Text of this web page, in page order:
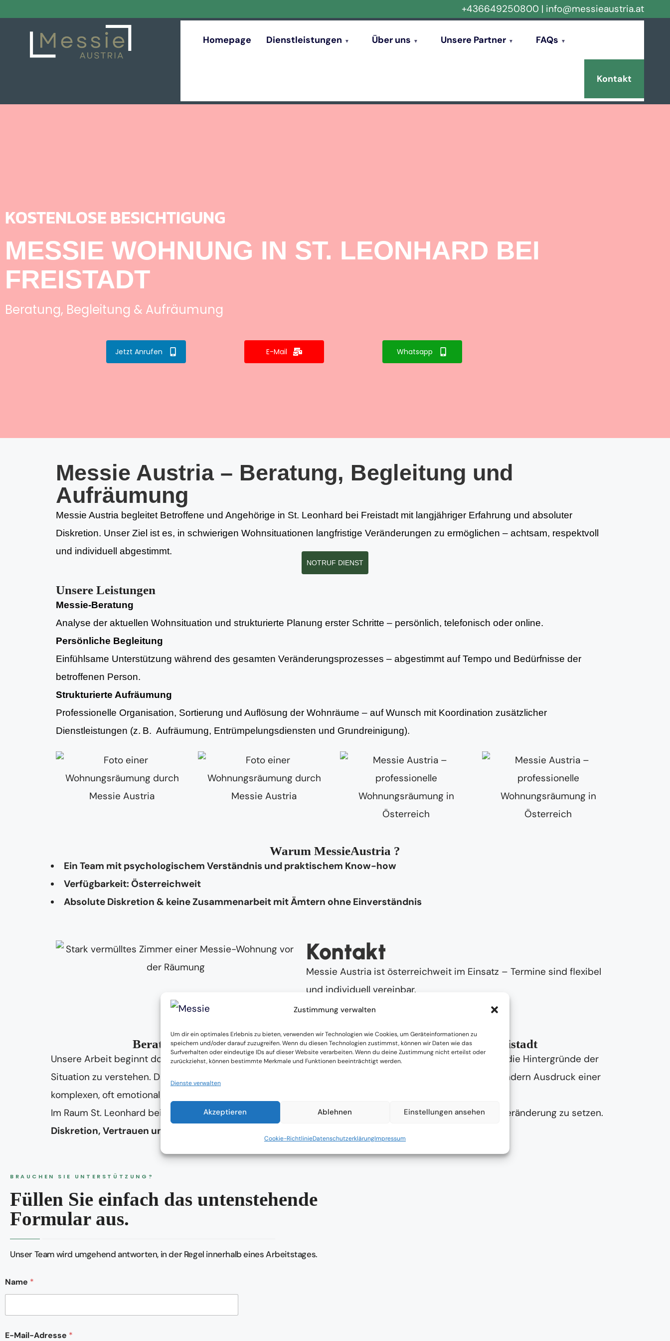
Zustimmung verwalten
Um dir ein optimales Erlebnis zu bieten, verwenden wir Technologien wie Cookies, um Geräteinformationen zu
speichern und/oder darauf zuzugreifen. Wenn du diesen Technologien zustimmst, können wir Daten wie das
Surfverhalten oder eindeutige IDs auf dieser Website verarbeiten. Wenn du deine Zustimmung nicht erteilst oder
zurückziehst, können bestimmte Merkmale und Funktionen beeinträchtigt werden.
Dienste verwalten
Akzeptieren Ablehnen Einstellungen ansehen
Cookie-RichtlinieDatenschutzerklärungImpressum
+436649250800 | info@messieaustria.at
Homepage Dienstleistungen Über uns Unsere Partner FAQs
Kontakt
KOSTENLOSE BESICHTIGUNG
MESSIE WOHNUNG IN ST. LEONHARD BEI
FREISTADT
Beratung, Begleitung & Aufräumung
Jetzt Anrufen E-Mail Whatsapp
Messie Austria – Beratung, Begleitung und
Aufräumung
Messie Austria begleitet Betroffene und Angehörige in St. Leonhard bei Freistadt mit langjähriger Erfahrung und absoluter
Diskretion. Unser Ziel ist es, in schwierigen Wohnsituationen langfristige Veränderungen zu ermöglichen – achtsam, respektvoll
und individuell abgestimmt.
NOTRUF DIENST
Unsere Leistungen
Messie-Beratung
Analyse der aktuellen Wohnsituation und strukturierte Planung erster Schritte – persönlich, telefonisch oder online.
Persönliche Begleitung
Einfühlsame Unterstützung während des gesamten Veränderungsprozesses – abgestimmt auf Tempo und Bedürfnisse der
betroffenen Person.
Strukturierte Aufräumung
Professionelle Organisation, Sortierung und Auflösung der Wohnräume – auf Wunsch mit Koordination zusätzlicher
Dienstleistungen (z. B. Aufräumung, Entrümpelungsdiensten und Grundreinigung).
Warum MessieAustria ?
Ein Team mit psychologischem Verständnis und praktischem Know-how
Verfügbarkeit: Österreichweit
Absolute Diskretion & keine Zusammenarbeit mit Ämtern ohne Einverständnis
Kontakt
Messie Austria ist österreichweit im Einsatz – Termine sind flexibel
und individuell vereinbar.
Jetzt Anrufen
Beratung & Begleitung bei Messie-Situationen in St. Leonhard bei Freistadt
Unsere Arbeit beginnt dort, wo andere aufhören: Mit einerindividuellen Beratung
nehmen wir uns Zeit, die Hintergründe der
Situation zu verstehen. Denn eine
ist nie einfach nur ein Problem der Unordnung – sondern Ausdruck einer
komplexen, oft emotional belastenden Lebensphase.
Im Raum St. Leonhard bei Freistadt unterstützen wir dabei, realistische, achtsame Schritte in Richtung Veränderung zu setzen.
Diskretion, Vertrauen und Verlässlichkeit
BRAUCHEN SIE UNTERSTÜTZUNG?
Füllen Sie einfach das untenstehende
Formular aus.
Unser Team wird umgehend antworten, in der Regel innerhalb eines Arbeitstages.
d
e
N
c
Name *
E-Mail-Adresse *